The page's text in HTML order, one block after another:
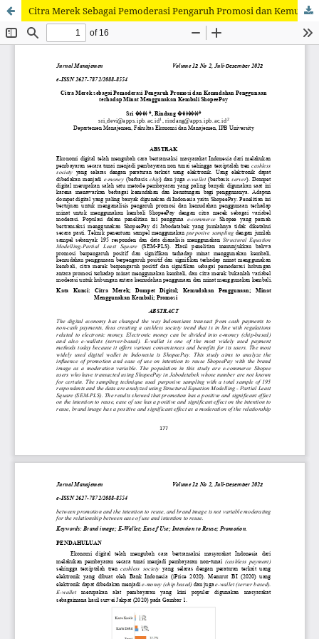
Citra Merek Sebagai Pemoderasi Pengaruh Promosi dan Kemudahan Penggunaan terhadap Minat Menggunakan Kembali ShopeePay